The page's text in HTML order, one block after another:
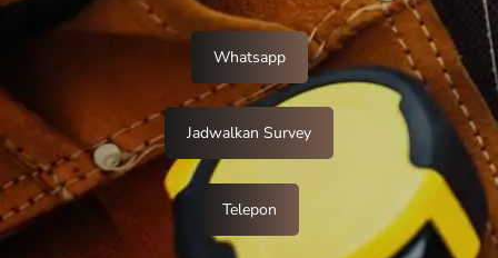
Whatsapp
Jadwalkan Survey
Telepon